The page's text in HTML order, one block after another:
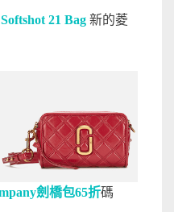
21 Bag 新的菱
劍橋包65折碼